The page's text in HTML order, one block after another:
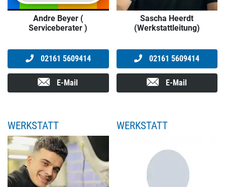
Andre Beyer (
Serviceberater )
02161 5609414
E-Mail
Sascha Heerdt
(Werkstattleitung)
02161 5609414
E-Mail
WERKSTATT WERKSTATT